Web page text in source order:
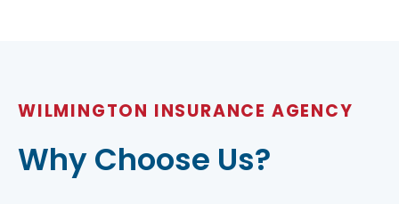
WILMINGTON INSURANCE AGENCY
Why Choose Us?